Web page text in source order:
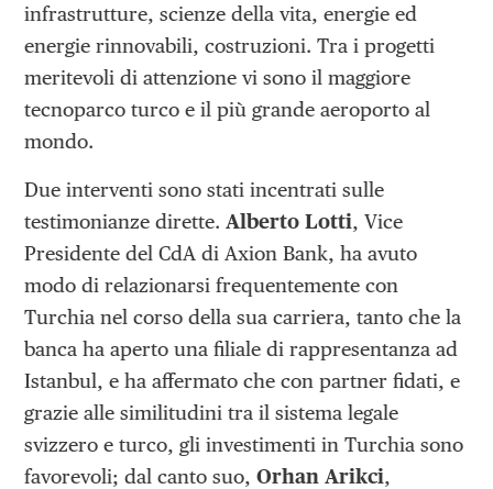
infrastrutture, scienze della vita, energie ed
energie rinnovabili, costruzioni. Tra i progetti
meritevoli di attenzione vi sono il maggiore
tecnoparco turco e il più grande aeroporto al
mondo.
Due interventi sono stati incentrati sulle
testimonianze dirette. Alberto Lotti, Vice
Presidente del CdA di Axion Bank, ha avuto
modo di relazionarsi frequentemente con
Turchia nel corso della sua carriera, tanto che la
banca ha aperto una filiale di rappresentanza ad
Istanbul, e ha affermato che con partner fidati, e
grazie alle similitudini tra il sistema legale
svizzero e turco, gli investimenti in Turchia sono
favorevoli; dal canto suo,Orhan Arikci,